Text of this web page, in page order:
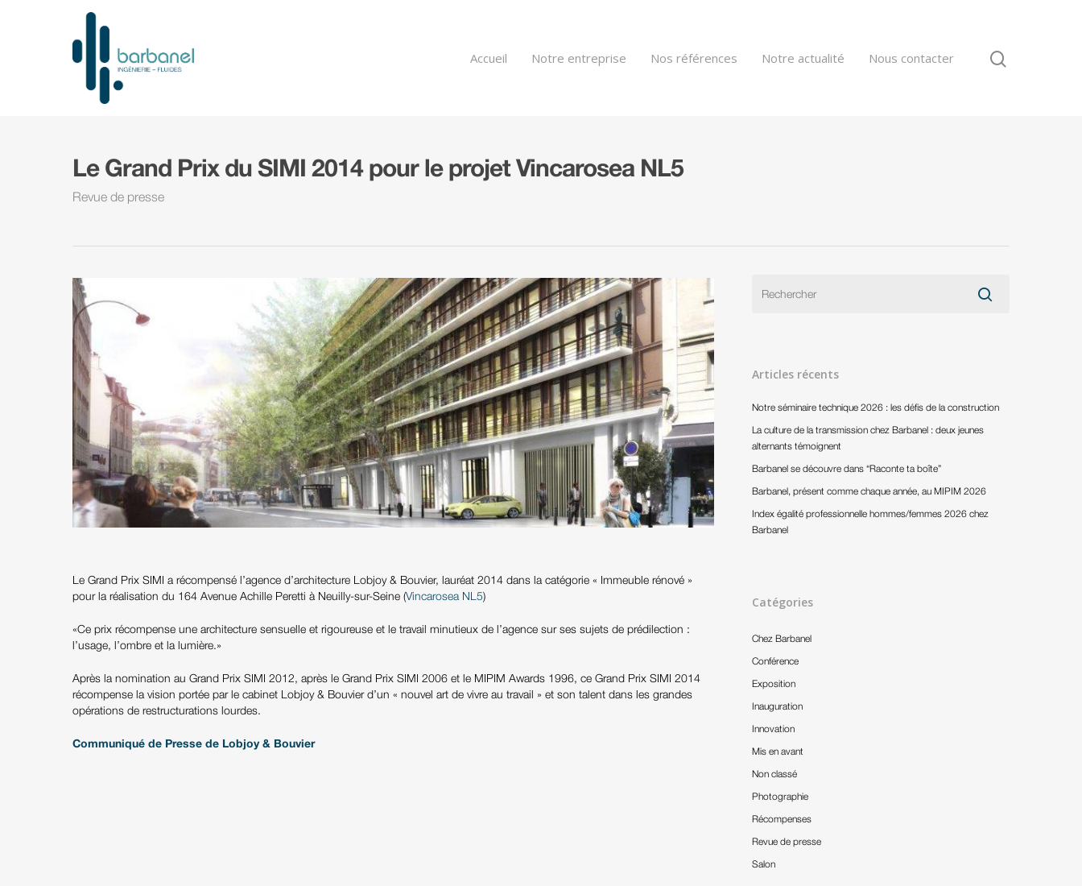
Accueil Notre entreprise Nos références Notre actualité Nous contacter
Le Grand Prix du SIMI 2014 pour le projet Vincarosea NL5
Revue de presse
Le Grand Prix SIMI a récompensé l’agence d’architecture Lobjoy & Bouvier, lauréat 2014 dans la catégorie « Immeuble rénové »
pour la réalisation du 164 Avenue Achille Peretti à Neuilly-sur-Seine (Vincarosea NL5)
«Ce prix récompense une architecture sensuelle et rigoureuse et le travail minutieux de l’agence sur ses sujets de prédilection :
l’usage, l’ombre et la lumière.»
Après la nomination au Grand Prix SIMI 2012, après le Grand Prix SIMI 2006 et le MIPIM Awards 1996, ce Grand Prix SIMI 2014
récompense la vision portée par le cabinet Lobjoy & Bouvier d’un « nouvel art de vivre au travail » et son talent dans les grandes
opérations de restructurations lourdes.
Communiqué de Presse de Lobjoy & Bouvier
Articles récents
Notre séminaire technique 2026 : les défis de la construction
La culture de la transmission chez Barbanel : deux jeunes
alternants témoignent
Barbanel se découvre dans “Raconte ta boîte”
Barbanel, présent comme chaque année, au MIPIM 2026
Index égalité professionnelle hommes/femmes 2026 chez
Barbanel
Catégories
Chez Barbanel
Conférence
Exposition
Inauguration
Innovation
Mis en avant
Non classé
Photographie
Récompenses
Revue de presse
Salon